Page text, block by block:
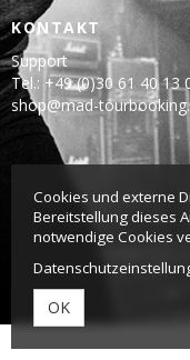
KONTAKT
Support
Tel.: +49 (0)30 61 40 13
shop@mad-
Cookies und externe
Bereitstellung dieses
notwendige Cookies
OK